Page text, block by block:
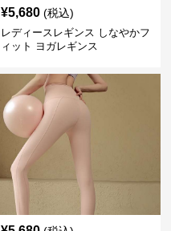
¥5,680 (税込)
レディースレギンス しなやかフ
ィット ヨガレギンス